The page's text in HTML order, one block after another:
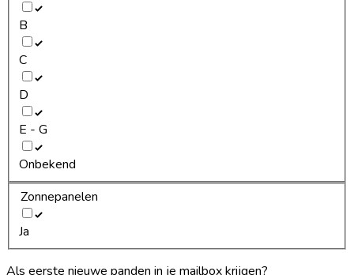
B
C
D
E - G
Onbekend
Zonnepanelen
Ja
Als eerste nieuwe panden in je mailbox krijgen?